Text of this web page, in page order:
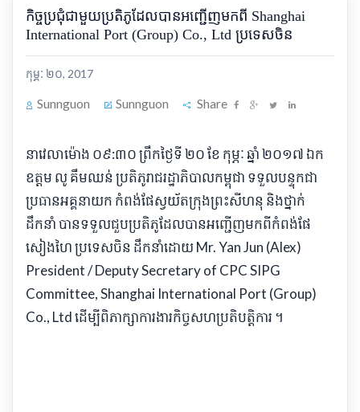
កិច្ច​ប្រជុំ​ជា​មួយ​ប្រតិភូ​ដែល​បាន​អញ្ជើញ​មកពី​ Shanghai
International Port (Group) Co., Ltd ប្រទេសចិន
កុម្ភៈ ២០, 2017
Sunnguon Sunnguon Share
នា​វេលា​ម៉ោង ០៩:៣០ ព្រឹក​ថ្ងៃ​ទី ២០ ខែ កុម្ភៈ ឆ្នាំ ២០១៧ ឯក
ឧត្តម លូ គឹមឈន់ ប្រតិភូ​រាជរដ្ឋាភិបាល​កម្ពុជា ទទួលបន្ទុក​ជា​
ប្រធាន​អគ្គនាយក កំពង់ផែ​ស្វយ័ត​ក្រុងព្រះសីហនុ និង​ថ្នាក់
ដឹកនាំ បាន​ទទួល​ជួប​ប្រតិភូ​ដែល​បាន​អញ្ជើញ​មកពី​កំពង់ផែ​
សៀង​ហៃ ប្រទេសចិន ដឹកនាំ​ដោយ Mr. Yan Jun (Alex)
President / Deputy Secretary of CPC SIPG
Committee, Shanghai International Port (Group)
Co., Ltd ដើម្បី​ពិភាក្សា​ការងារកិច្ចសហប្រតិបត្តិការ ។